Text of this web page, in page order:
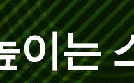
이는